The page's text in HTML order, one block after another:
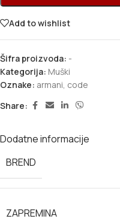
Add to wishlist
Šifra proizvoda: -
Kategorija: Muški
Oznake: armani, code
Share:
Dodatne informacije
BREND
ZAPREMINA